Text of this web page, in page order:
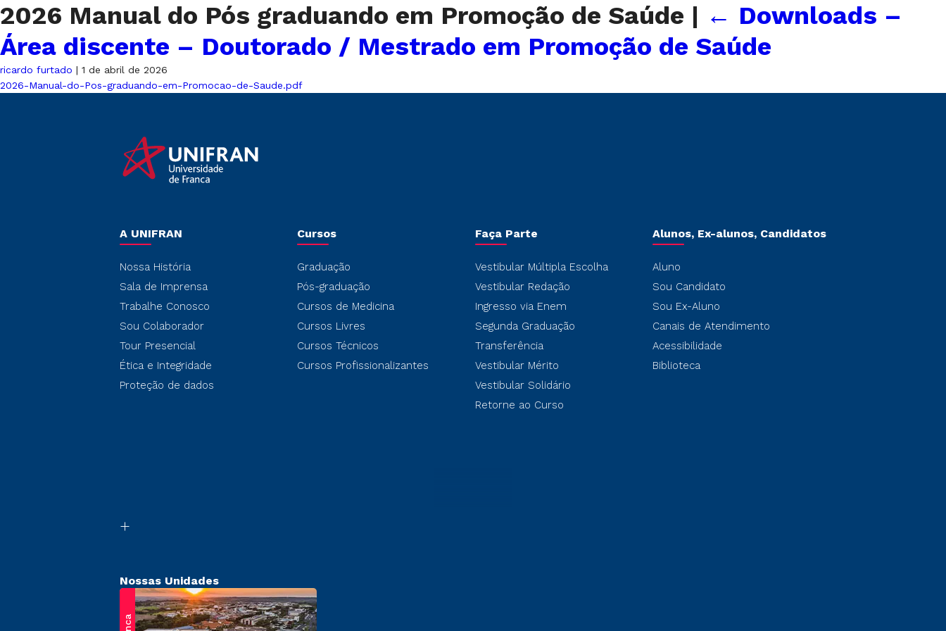
2026 Manual do Pós graduando em Promoção de Saúde | ← Downloads –
Área discente – Doutorado / Mestrado em Promoção de Saúde
ricardo furtado | 1 de abril de 2026
2026-Manual-do-Pos-graduando-em-Promocao-de-Saude.pdf
A UNIFRAN
Nossa História
Sala de Imprensa
Trabalhe Conosco
Sou Colaborador
Tour Presencial
Ética e Integridade
Proteção de dados
Cursos
Graduação
Pós-graduação
Cursos de Medicina
Cursos Livres
Cursos Técnicos
Cursos Profissionalizantes
Faça Parte
Vestibular Múltipla Escolha
Vestibular Redação
Ingresso via Enem
Segunda Graduação
Transferência
Vestibular Mérito
Vestibular Solidário
Retorne ao Curso
Alunos, Ex-alunos, Candidatos
Aluno
Sou Candidato
Sou Ex-Aluno
Canais de Atendimento
Acessibilidade
Biblioteca
Nossas Unidades